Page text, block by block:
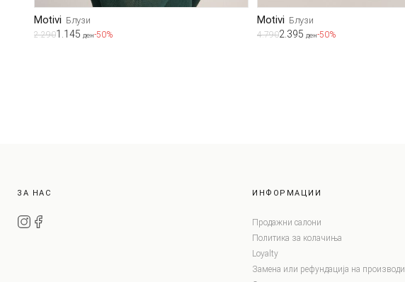
Motivi Блузи
2.2901.145 ден-50%
Motivi Блузи
4.7902.395 ден-50%
ЗА НАС ИНФОРМАЦИИ
Продажни салони
Политика за колачиња
Loyalty
Замена или рефундација на производи